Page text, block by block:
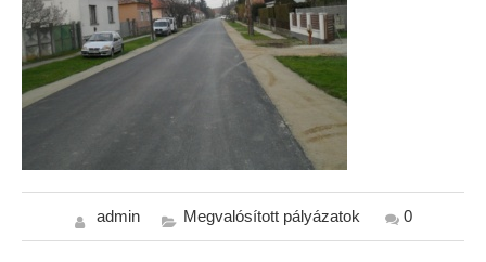
admin Megvalósított pályázatok 0